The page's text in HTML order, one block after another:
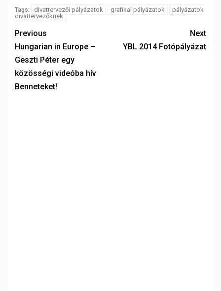
Tags: divattervezői pályázatok grafikai pályázatok
pályázatok
divattervezőknek
Previous
Hungarian in Europe –
Geszti Péter egy
közösségi videóba hív
Benneteket!
Next
YBL 2014 Fotópályázat